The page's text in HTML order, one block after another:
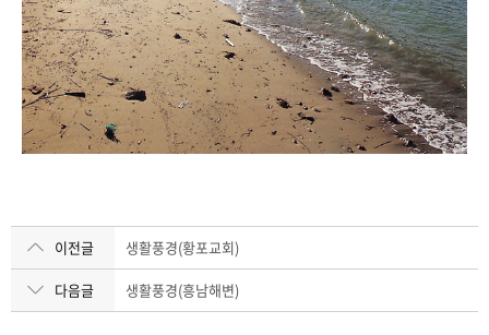
이전글 생활풍경(황포교회)
다음글 생활풍경(흥남해변)